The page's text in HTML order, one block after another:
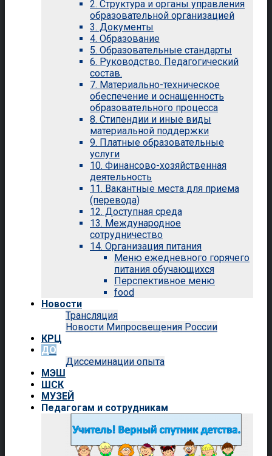
2. Структура и органы управления
образовательной организацией
3. Документы
4. Образование
5. Образовательные стандарты
6. Руководство. Педагогический
состав.
7. Материально-техническое
обеспечение и оснащенность
образовательного процесса
8. Стипендии и иные виды
материальной поддержки
9. Платные образовательные
услуги
10. Финансово-хозяйственная
деятельность
11. Вакантные места для приема
(перевода)
12. Доступная среда
13. Международное
сотрудничество
14. Организация питания
Меню ежедневного горячего
питания обучающихся
Перспективное меню
food
Новости
Трансляция
Новости Мипросвещения России
КРЦ
ДО
Диссеминации опыта
МЭШ
ШСК
МУЗЕЙ
Педагогам и сотрудникам